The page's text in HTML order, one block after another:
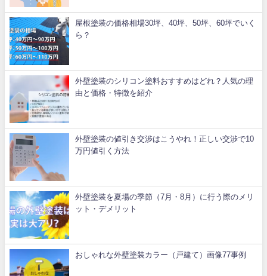
屋根塗装の価格相場30坪、40坪、50坪、60坪でいく
ら？
外壁塗装のシリコン塗料おすすめはどれ？人気の理
由と価格・特徴を紹介
外壁塗装の値引き交渉はこうやれ！正しい交渉で10
万円値引く方法
外壁塗装を夏場の季節（7月・8月）に行う際のメリ
ット・デメリット
おしゃれな外壁塗装カラー（戸建て）画像77事例